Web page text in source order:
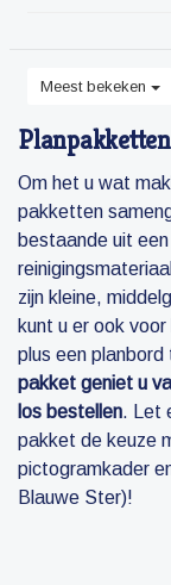
Meest bekeken
Om het u wat
pakketten
bestaande uit
zijn kleine,
kunt u er ook
plus een
pakket geniet u
los bestellen. Let
pakket de keuze
pictogramkader
Blauwe Ster)!